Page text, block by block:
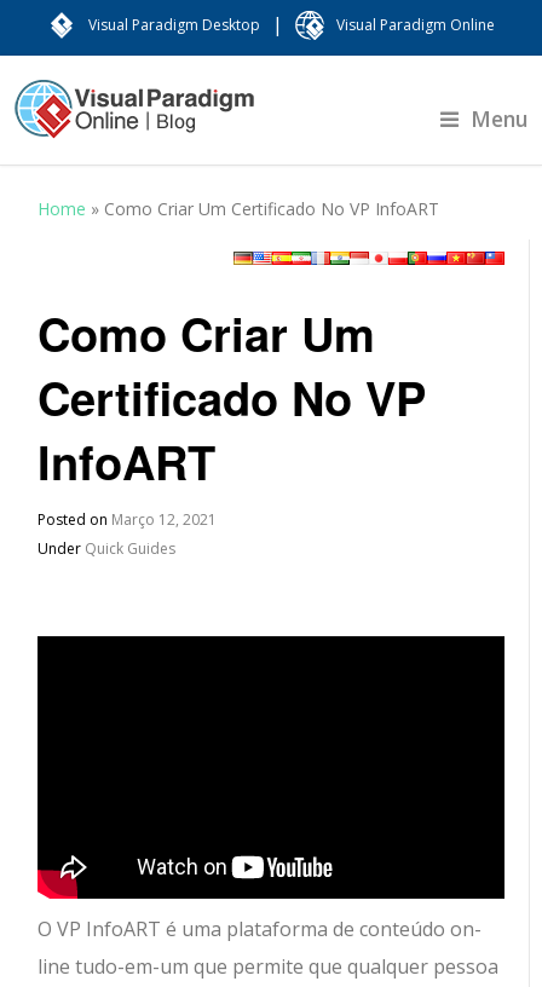
Visual Paradigm Desktop | Visual Paradigm Online
Menu
Home » Como Criar Um Certificado No VP InfoART
Como Criar Um
Certificado No VP
InfoART
Posted on Março 12, 2021
Under Quick Guides
O VP InfoART é uma plataforma de conteúdo on-
line tudo-em-um que permite que qualquer pessoa